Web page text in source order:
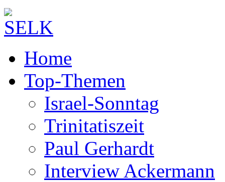
Home
Top-Themen
Israel-Sonntag
Trinitatiszeit
Paul Gerhardt
Interview Ackermann